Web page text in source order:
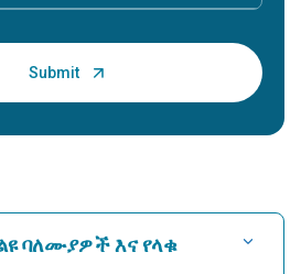
ባለሙያዎች እና የላቁ